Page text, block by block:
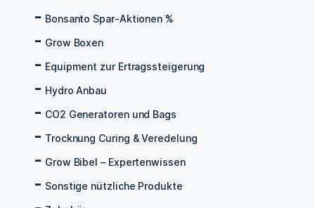
Bonsanto Spar-Aktionen %
Grow Boxen
Equipment zur Ertragssteigerung
Hydro Anbau
CO2 Generatoren und Bags
Trocknung Curing & Veredelung
Grow Bibel – Expertenwissen
Sonstige nützliche Produkte